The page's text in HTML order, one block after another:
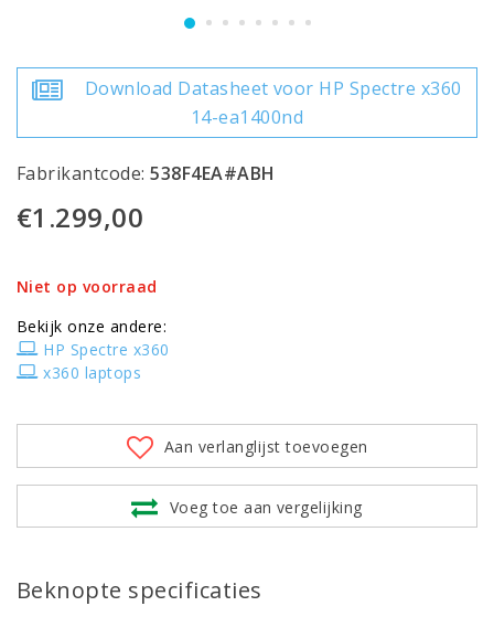
Download Datasheet voor HP Spectre x360
14-ea1400nd
Fabrikantcode:538F4EA#ABH
€1.299,00
Niet op voorraad
Bekijk onze andere:
HP Spectre x360
x360 laptops
Aan verlanglijst toevoegen
Voeg toe aan vergelijking
Beknopte specificaties